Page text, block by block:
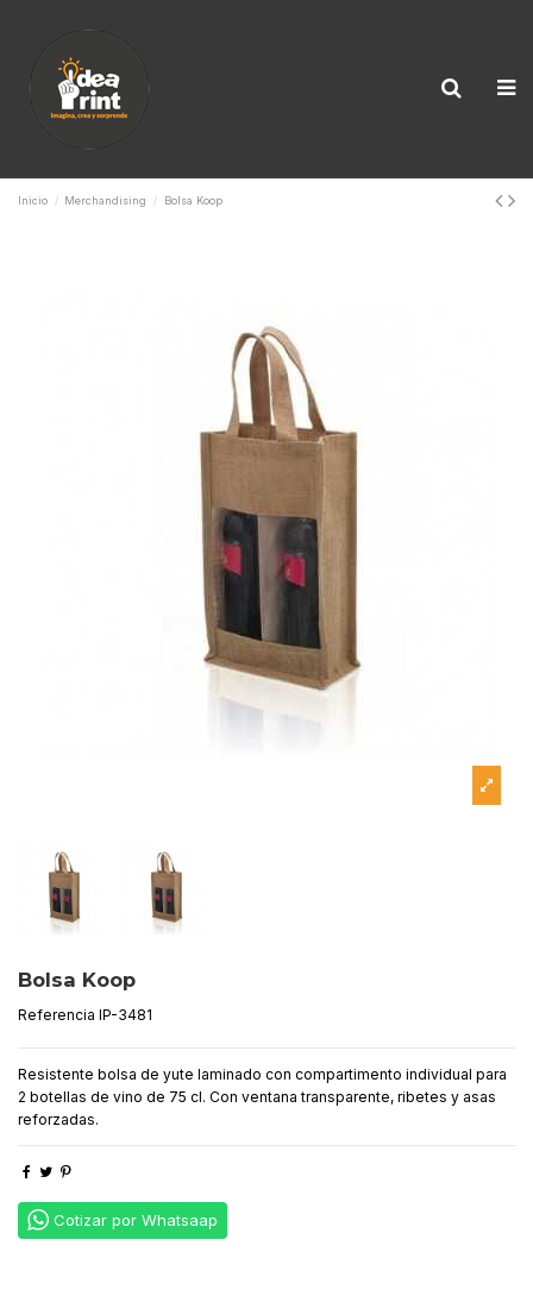
Inicio Merchandising Bolsa Koop
Bolsa Koop
Referencia IP-3481
Resistente bolsa de yute laminado con compartimento individual para
2 botellas de vino de 75 cl. Con ventana transparente, ribetes y asas
reforzadas.
Cotizar por Whatsaap